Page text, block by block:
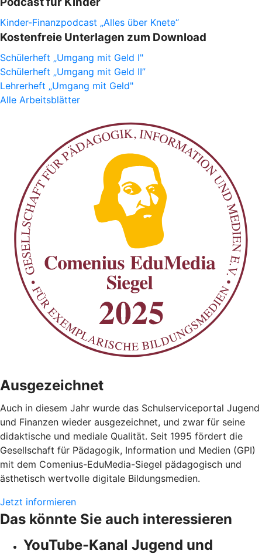
Kinder-Finanzpodcast „Alles über Knete“
Kostenfreie Unterlagen zum Download
Schülerheft „Umgang mit Geld I"
Schülerheft „Umgang mit Geld II”
Lehrerheft „Umgang mit Geld"
Alle Arbeitsblätter
Ausgezeichnet
Auch in diesem Jahr wurde das Schulserviceportal Jugend
und Finanzen wieder ausgezeichnet, und zwar für seine
didaktische und mediale Qualität. Seit 1995 fördert die
Gesellschaft für Pädagogik, Information und Medien (GPI)
mit dem Comenius-EduMedia-Siegel pädagogisch und
ästhetisch wertvolle digitale Bildungsmedien.
Jetzt informieren
Das könnte Sie auch interessieren
YouTube-Kanal Jugend und